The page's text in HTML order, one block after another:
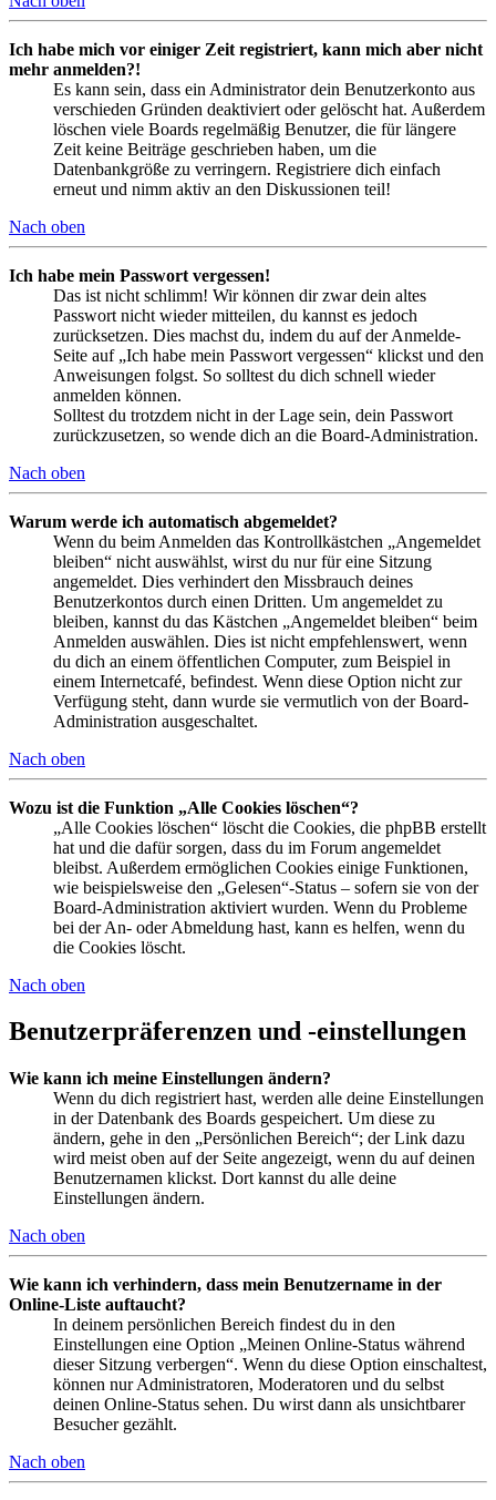
Ich habe mich vor einiger Zeit registriert, kann mich aber nicht
mehr anmelden?!
Es kann sein, dass ein Administrator dein Benutzerkonto aus
verschieden Gründen deaktiviert oder gelöscht hat. Außerdem
löschen viele Boards regelmäßig Benutzer, die für längere
Zeit keine Beiträge geschrieben haben, um die
Datenbankgröße zu verringern. Registriere dich einfach
erneut und nimm aktiv an den Diskussionen teil!
Nach oben
Ich habe mein Passwort vergessen!
Das ist nicht schlimm! Wir können dir zwar dein altes
Passwort nicht wieder mitteilen, du kannst es jedoch
zurücksetzen. Dies machst du, indem du auf der Anmelde-
Seite auf „Ich habe mein Passwort vergessen“ klickst und den
Anweisungen folgst. So solltest du dich schnell wieder
anmelden können.
Solltest du trotzdem nicht in der Lage sein, dein Passwort
zurückzusetzen, so wende dich an die Board-Administration.
Nach oben
Warum werde ich automatisch abgemeldet?
Wenn du beim Anmelden das Kontrollkästchen „Angemeldet
bleiben“ nicht auswählst, wirst du nur für eine Sitzung
angemeldet. Dies verhindert den Missbrauch deines
Benutzerkontos durch einen Dritten. Um angemeldet zu
bleiben, kannst du das Kästchen „Angemeldet bleiben“ beim
Anmelden auswählen. Dies ist nicht empfehlenswert, wenn
du dich an einem öffentlichen Computer, zum Beispiel in
einem Internetcafé, befindest. Wenn diese Option nicht zur
Verfügung steht, dann wurde sie vermutlich von der Board-
Administration ausgeschaltet.
Nach oben
Wozu ist die Funktion „Alle Cookies löschen“?
„Alle Cookies löschen“ löscht die Cookies, die phpBB erstellt
hat und die dafür sorgen, dass du im Forum angemeldet
bleibst. Außerdem ermöglichen Cookies einige Funktionen,
wie beispielsweise den „Gelesen“-Status – sofern sie von der
Board-Administration aktiviert wurden. Wenn du Probleme
bei der An- oder Abmeldung hast, kann es helfen, wenn du
die Cookies löscht.
Nach oben
Benutzerpräferenzen und -einstellungen
Wie kann ich meine Einstellungen ändern?
Wenn du dich registriert hast, werden alle deine Einstellungen
in der Datenbank des Boards gespeichert. Um diese zu
ändern, gehe in den „Persönlichen Bereich“; der Link dazu
wird meist oben auf der Seite angezeigt, wenn du auf deinen
Benutzernamen klickst. Dort kannst du alle deine
Einstellungen ändern.
Nach oben
Wie kann ich verhindern, dass mein Benutzername in der
Online-Liste auftaucht?
In deinem persönlichen Bereich findest du in den
Einstellungen eine Option „Meinen Online-Status während
dieser Sitzung verbergen“. Wenn du diese Option einschaltest,
können nur Administratoren, Moderatoren und du selbst
deinen Online-Status sehen. Du wirst dann als unsichtbarer
Besucher gezählt.
Nach oben